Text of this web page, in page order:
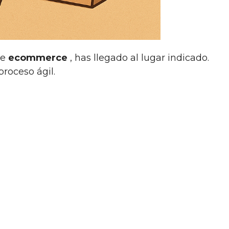
ecommerce , has llegado al lugar indicado.
ágil.